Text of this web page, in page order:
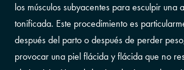
los músculos subyacentes para esculpir una
tonificada. Este procedimiento es
después del parto o después de perder
provocar una piel flácida y flácida que no